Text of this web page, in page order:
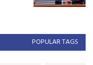
POPULAR TAGS